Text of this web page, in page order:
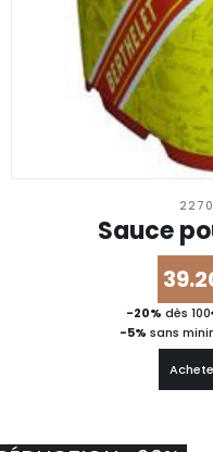
Sauce
-20% dès
-5% sans